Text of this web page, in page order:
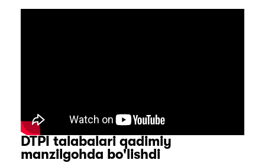
DTPI talabalari qadimiy
manzilgohda bo'lishdi